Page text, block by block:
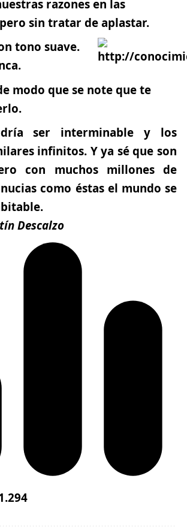
razones en las
sin tratar de aplastar.
tono suave.
modo que se note que te
ser interminable y los
infinitos. Y ya sé que son
con muchos millones de
como éstas el mundo se
Descalzo